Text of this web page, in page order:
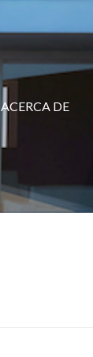
ACERCA DE